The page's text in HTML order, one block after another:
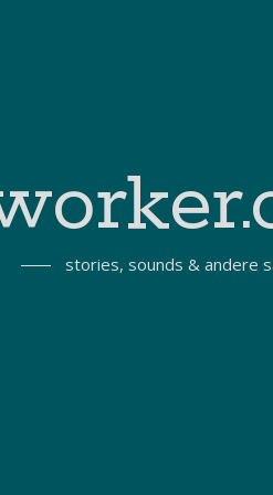
stories, sounds & andere